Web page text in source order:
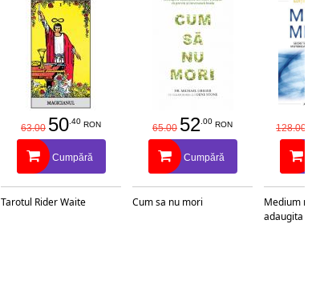
63.00 50 .40 RON
Cumpără
Tarotul Rider Waite
65.00 52 .00 RON
Cumpără
Cum sa nu mori
128.00
Medium
adaugita si